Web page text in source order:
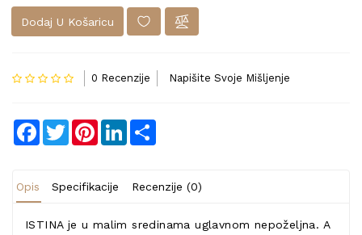
Dodaj U Košaricu
0 Recenzije Napišite Svoje Mišljenje
Facebook
TwitterPinterestLinkedIn
Opis Specifikacije Recenzije (0)
ISTINA je u malim sredinama uglavnom nepoželjna. A